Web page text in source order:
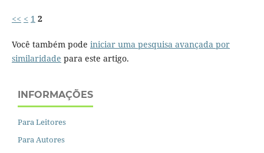
<< < 1 2
Você também pode iniciar uma pesquisa avançada por
similaridade para este artigo.
INFORMAÇÕES
Para Leitores
Para Autores